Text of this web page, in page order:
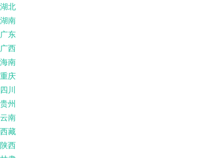
湖北
湖南
广东
广西
海南
重庆
四川
贵州
云南
西藏
陕西